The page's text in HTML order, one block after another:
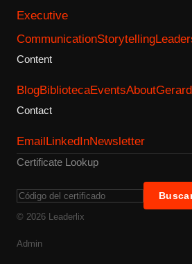
Executive
CommunicationStorytelling
Content
BlogBibliotecaEventsAbout
Contact
EmailLinkedInNewsletter
Certificate Lookup
© 2026 Leaderlix
Admin